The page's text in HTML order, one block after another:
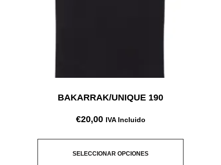
BAKARRAK/UNIQUE 190
€20,00 IVA Incluido
SELECCIONAR OPCIONES